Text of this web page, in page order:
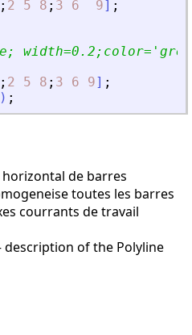
; 2 5 8 ; 3 6 9] ;
width=0.2;color= '
; 2 5 8 ; 3 6 9] ;
) ;
de barres
toutes les barres
courrants de travail
of the Polyline